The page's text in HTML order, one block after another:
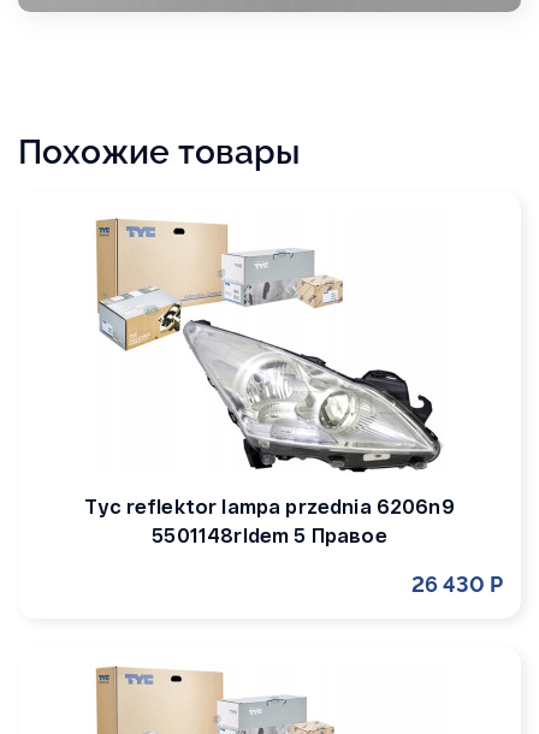
Похожие товары
Tyc reflektor lampa przednia 6206n9
5501148rldem 5 Правое
26 430 Р